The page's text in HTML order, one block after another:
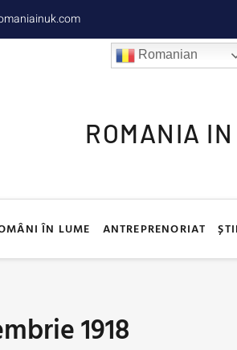
Romanian
ROMANIA
ÎN LUME ANTREPRENORIAT
1918